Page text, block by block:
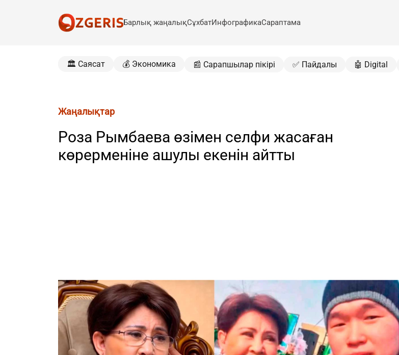
Барлық жаңалықСұхбатИнфографикаСараптама
🏛️ Саясат 💰 Экономика 📰 Сарапшылар пікірі ✅ Пайдалы 🤖 Digital
Жаңалықтар
Роза Рымбаева өзімен селфи жасаған
көрерменіне ашулы екенін айтты